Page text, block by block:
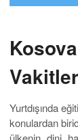
Yurtdışında
konulardan